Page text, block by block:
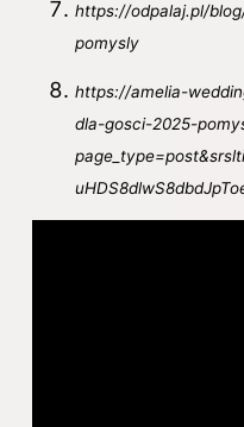
https://odpalaj.pl/
pomysly
https://amelia-
dla-gosci-2025-